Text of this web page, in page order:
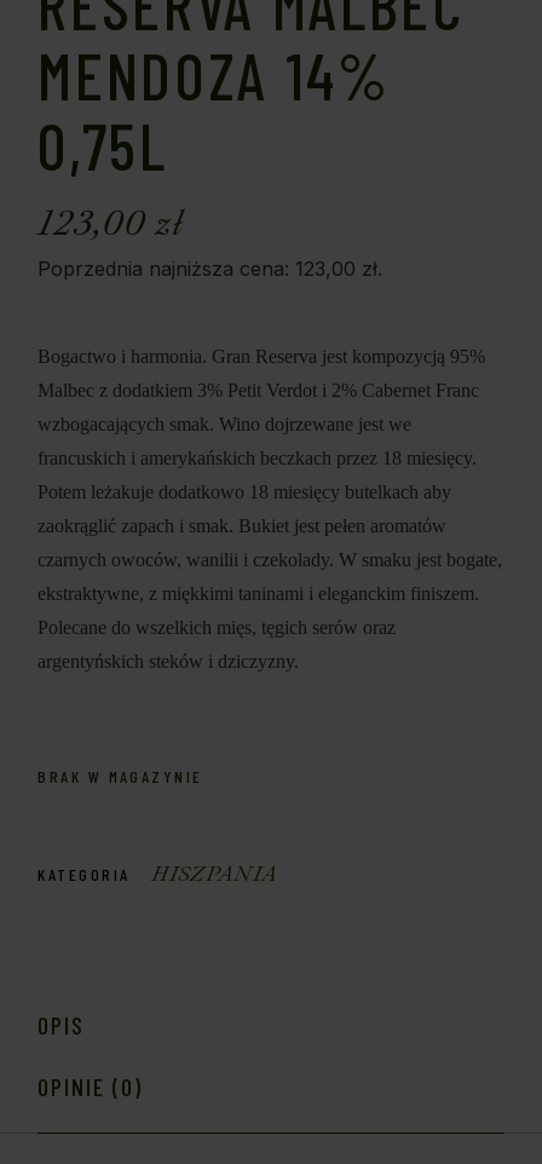
MENDOZA 14%
0,75L
123,00zł
Poprzednia najniższa cena: 123,00 zł.
Bogactwo i harmonia. Gran Reserva jest kompozycją 95%
Malbec z dodatkiem 3% Petit Verdot i 2% Cabernet Franc
wzbogacających smak. Wino dojrzewane jest we
francuskich i amerykańskich beczkach przez 18 miesięcy.
Potem leżakuje dodatkowo 18 miesięcy butelkach aby
zaokrąglić zapach i smak. Bukiet jest pełen aromatów
czarnych owoców, wanilii i czekolady. W smaku jest bogate,
ekstraktywne, z miękkimi taninami i eleganckim finiszem.
Polecane do wszelkich mięs, tęgich serów oraz
argentyńskich steków i dziczyzny.
BRAK W MAGAZYNIE
KATEGORIA HISZPANIA
OPIS
OPINIE (0)